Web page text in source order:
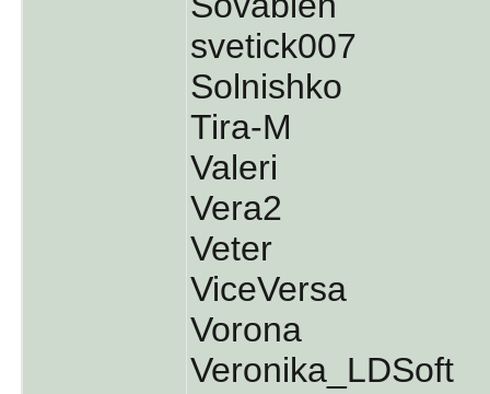
svetick007
Solnishko
Tira-M
Valeri
Vera2
Veter
ViceVersa
Vorona
Veronika_LDSoft